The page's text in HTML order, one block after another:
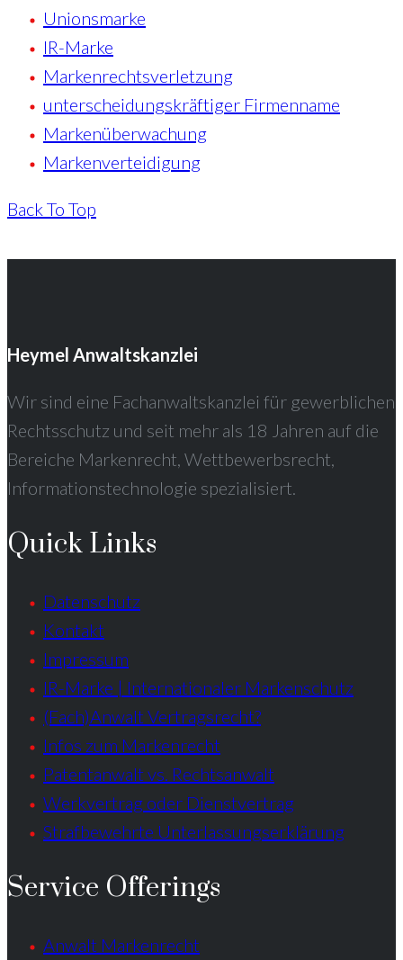
Unionsmarke
IR-Marke
Markenrechtsverletzung
unterscheidungskräftiger Firmenname
Markenüberwachung
Markenverteidigung
Back To Top
Heymel Anwaltskanzlei
Wir sind eine Fachanwaltskanzlei für gewerblichen
Rechtsschutz und seit mehr als 18 Jahren auf die
Bereiche Markenrecht, Wettbewerbsrecht,
Informationstechnologie spezialisiert.
Quick Links
Datenschutz
Kontakt
Impressum
IR-Marke | Internationaler Markenschutz
(Fach)Anwalt Vertragsrecht?
Infos zum Markenrecht
Patentanwalt vs. Rechtsanwalt
Werkvertrag oder Dienstvertrag
Strafbewehrte Unterlassungserklärung
Service Offerings
Anwalt Markenrecht